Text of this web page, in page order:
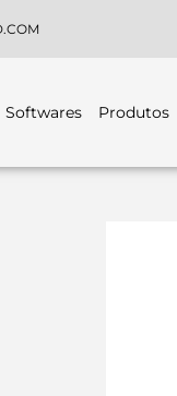
Softwares Produtos